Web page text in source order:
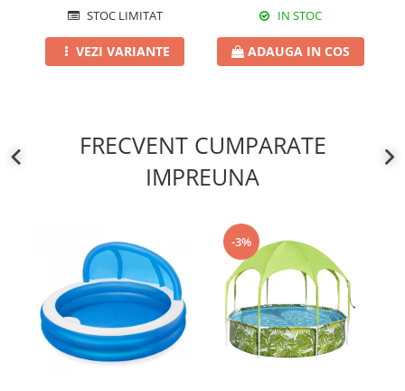
STOC LIMITAT
VEZI VARIANTE
IN STOC
ADAUGA IN COS
FRECVENT CUMPARATE
IMPREUNA
-3%